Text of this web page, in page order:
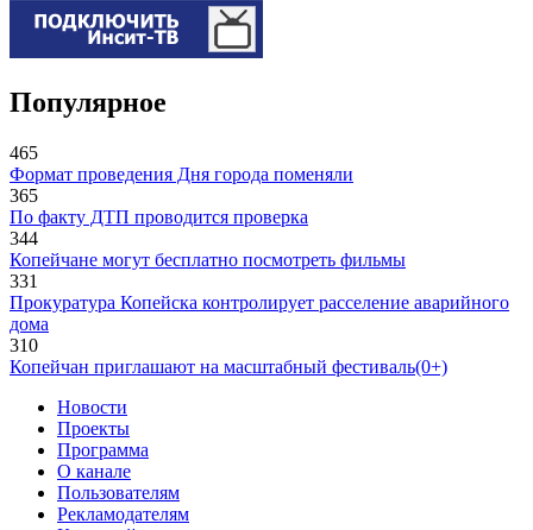
Популярное
465
Формат проведения Дня города поменяли
365
По факту ДТП проводится проверка
344
Копейчане могут бесплатно посмотреть фильмы
331
Прокуратура Копейска контролирует расселение аварийного
дома
310
Копейчан приглашают на масштабный фестиваль(0+)
Новости
Проекты
Программа
О канале
Пользователям
Рекламодателям